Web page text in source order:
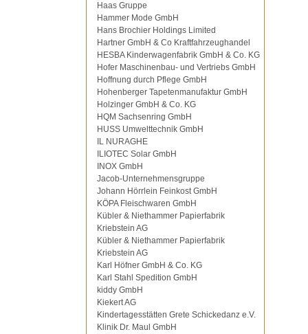
Haas Gruppe
Hammer Mode GmbH
Hans Brochier Holdings Limited
Hartner GmbH & Co Kraftfahrzeughandel
HESBA Kinderwagenfabrik GmbH & Co. KG
Hofer Maschinenbau- und Vertriebs GmbH
Hoffnung durch Pflege GmbH
Hohenberger Tapetenmanufaktur GmbH
Holzinger GmbH & Co. KG
HQM Sachsenring GmbH
HUSS Umwelttechnik GmbH
IL NURAGHE
ILIOTEC Solar GmbH
INOX GmbH
Jacob-Unternehmensgruppe
Johann Hörrlein Feinkost GmbH
KÖPA Fleischwaren GmbH
Kübler & Niethammer Papierfabrik
Kriebstein AG
Kübler & Niethammer Papierfabrik
Kriebstein AG
Karl Höfner GmbH & Co. KG
Karl Stahl Spedition GmbH
kiddy GmbH
Kiekert AG
Kindertagesstätten Grete Schickedanz e.V.
Klinik Dr. Maul GmbH